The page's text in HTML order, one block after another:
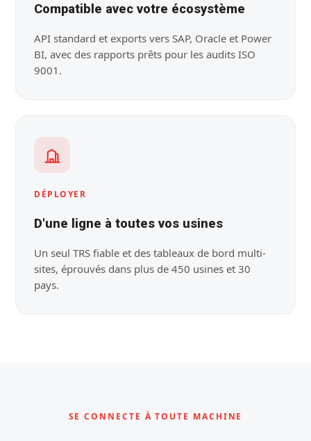
Compatible avec votre écosystème
API standard et exports vers SAP, Oracle et Power
BI, avec des rapports prêts pour les audits ISO
9001.
DÉPLOYER
D'une ligne à toutes vos usines
Un seul TRS fiable et des tableaux de bord multi-
sites, éprouvés dans plus de 450 usines et 30
pays.
SE CONNECTE À TOUTE MACHINE